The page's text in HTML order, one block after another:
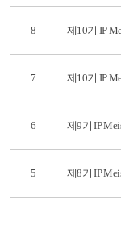
8 제10기 IP
7 제10기 IP
6 제9기 IP
5 제8기 IP